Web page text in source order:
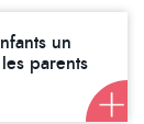
un
parents